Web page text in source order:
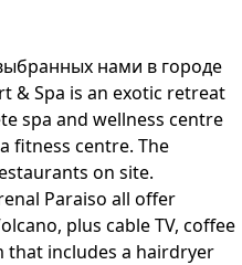
нами в городе
& Spa is an exotic retreat
spa and wellness centre
fitness centre. The
on site.
Paraiso all offer
plus cable TV, coffee
that includes a hairdryer